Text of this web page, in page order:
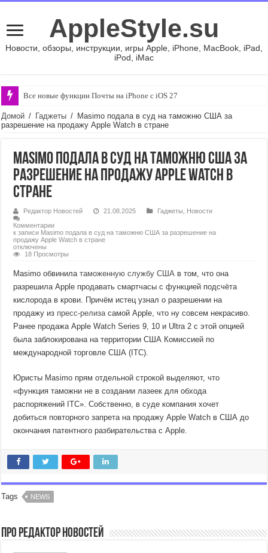
AppleStyle.su
Новости, обзоры, инструкции, игры Apple, iPhone, MacBook, iPad,
iPod, iMac
Все новые функции Почты на iPhone с iOS 27
Домой / Гаджеты / Masimo подала в суд на таможню США за
разрешение на продажу Apple Watch в стране
Masimo подала в суд на таможню США за
разрешение на продажу Apple Watch в
стране
Редактор Новостей 21.08.2025 Гаджеты
Новости
Комментарии
к записи Masimo подала в суд на таможню США за разрешение на
продажу Apple Watch в стране
отключены
18 Просмотры
Masimo обвинилатаможенную службу США в том, что она
разрешила Apple продавать смартчасы с функцией подсчёта
кислорода в крови. Причём истец узнал о разрешении на
продажу из пресс-релизасамой Apple, что ну совсем некрасиво.
Ранее продажа Apple Watch Series 9, 10 и Ultra 2 с этой опцией
была заблокирована на территории США Комиссией по
международной торговле США (ITC).
Юристы Masimo прям отдельной строкой выделяют, что
«функция таможни не в создании лазеек для обхода
распоряжений ITC». Собственно, в суде компания хочет
добиться повторного запрета на продажу Apple Watch в США до
окончания патентного разбирательства с Apple.
Tags NEWS
Про Редактор Новостей